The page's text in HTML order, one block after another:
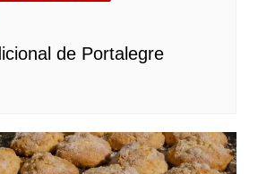
de Portalegre